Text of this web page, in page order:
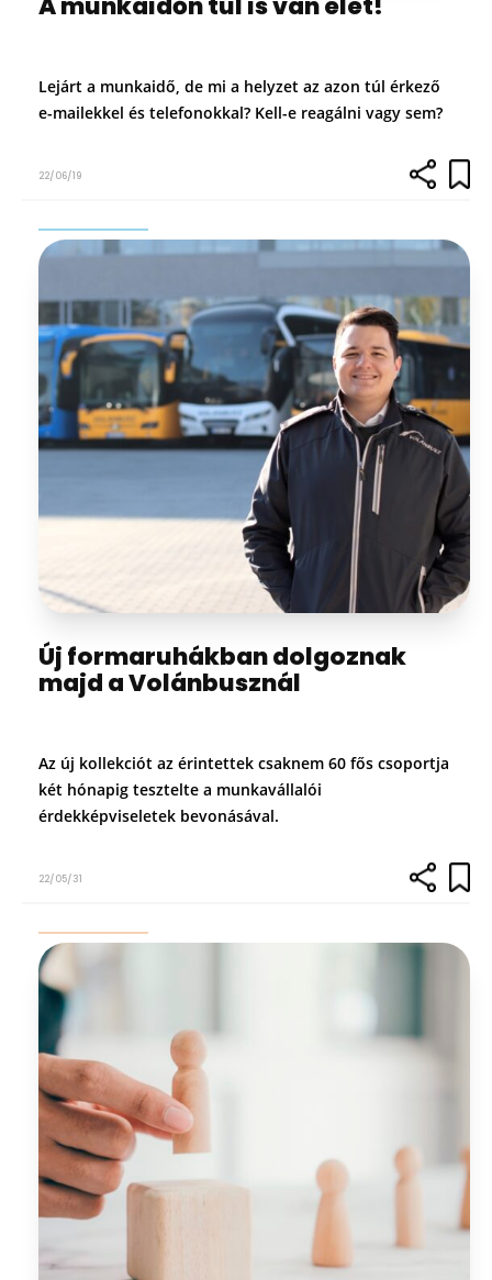
Lejárt a munkaidő, de mi a helyzet az azon túl érkező
e-mailekkel és telefonokkal? Kell-e reagálni vagy sem?
22/06/19
Új formaruhákban dolgoznak
majd a Volánbusznál
Az új kollekciót az érintettek csaknem 60 fős csoportja
két hónapig tesztelte a munkavállalói
érdekképviseletek bevonásával.
22/05/31